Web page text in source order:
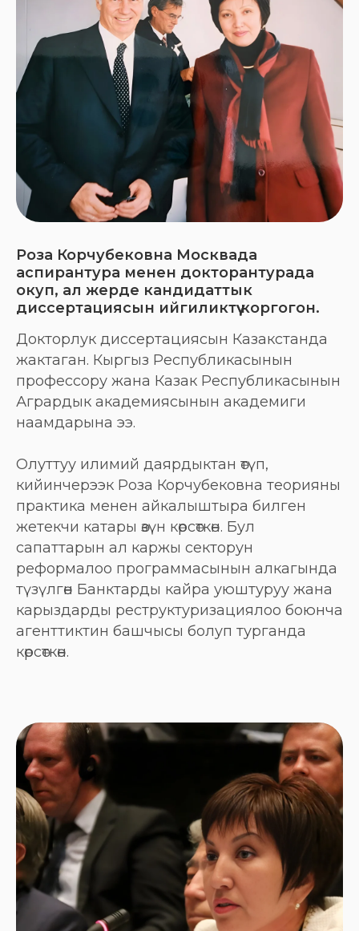
Роза Корчубековна Москвада
аспирантура менен докторантурада
окуп, ал жерде кандидаттык
диссертациясын ийгиликтүү коргогон.
Докторлук диссертациясын Казакстанда
жактаган. Кыргыз Республикасынын
профессору жана Казак Республикасынын
Агрардык академиясынын академиги
наамдарына ээ.
Олуттуу илимий даярдыктан өтүп,
кийинчерээк Роза Корчубековна теорияны
практика менен айкалыштыра билген
жетекчи катары өзүн көрсөткөн. Бул
сапаттарын ал каржы секторун
реформалоо программасынын алкагында
түзүлгөн Банктарды кайра уюштуруу жана
карыздарды реструктуризациялоо боюнча
агенттиктин башчысы болуп турганда
көрсөткөн.